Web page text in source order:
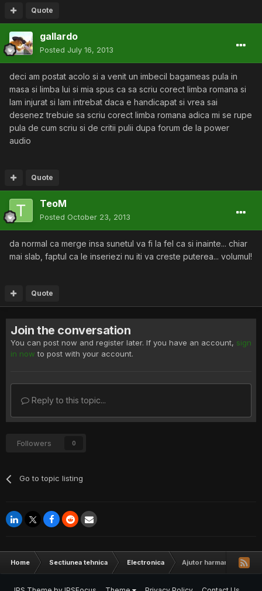
Quote
gallardo
Posted July 16, 2013
deci am postat acolo si a venit un imbecil bagameas pula in
masa si limba lui si mia spus ca sa scriu corect limba romana si
lam injurat si lam intrebat daca e handicapat si vrea sai
desenez trebuie sa scriu corect limba romana adica mi se rupe
pula de cum scriu si de critii pulii dupa forum de la power
audio
Quote
TeoM
Posted October 23, 2013
da normal ca merge insa sunetul va fi la fel ca si inainte... chiar
mai slab, faptul ca le inseriezi nu iti va creste puterea... volumul!
Quote
Join the conversation
You can post now and register later. If you have an account, sign
in now to post with your account.
Reply to this topic...
Followers 0
Go to topic listing
Home Sectiunea tehnica Electronica Ajutor harman kardon